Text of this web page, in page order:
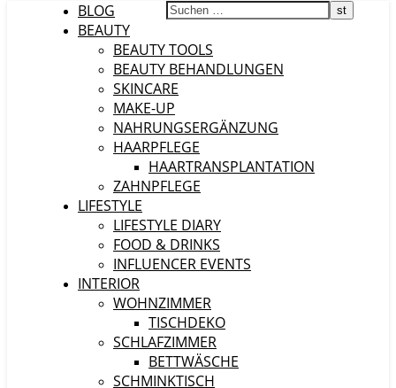
BLOG
BEAUTY
BEAUTY TOOLS
BEAUTY BEHANDLUNGEN
SKINCARE
MAKE-UP
NAHRUNGSERGÄNZUNG
HAARPFLEGE
HAARTRANSPLANTATION
ZAHNPFLEGE
LIFESTYLE
LIFESTYLE DIARY
FOOD & DRINKS
INFLUENCER EVENTS
INTERIOR
WOHNZIMMER
TISCHDEKO
SCHLAFZIMMER
BETTWÄSCHE
SCHMINKTISCH